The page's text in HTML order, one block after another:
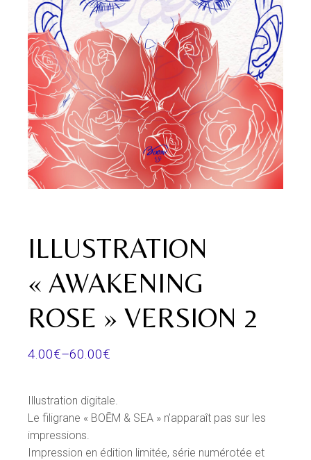
ILLUSTRATION
« AWAKENING
ROSE » VERSION 2
4.00€–60.00€
Illustration digitale.
Le filigrane « BOĒM & SEA » n’apparaît pas sur les
impressions.
Impression en édition limitée, série numérotée et